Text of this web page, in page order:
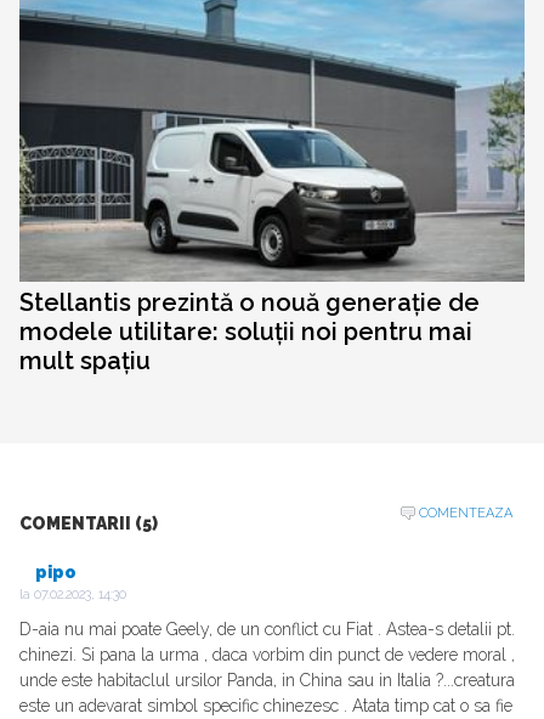
Stellantis prezintă o nouă generație de
modele utilitare: soluții noi pentru mai
mult spațiu
COMENTARII (5)
COMENTEAZA
pipo
la 07.02.2023, 14:30
D-aia nu mai poate Geely, de un conflict cu Fiat . Astea-s detalii pt.
chinezi. Si pana la urma , daca vorbim din punct de vedere moral ,
unde este habitaclul ursilor Panda, in China sau in Italia ?...creatura
este un adevarat simbol specific chinezesc . Atata timp cat o sa fie